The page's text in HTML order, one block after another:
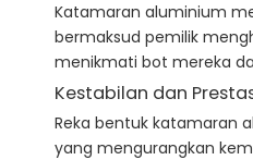
Katamaran aluminium
bermaksud pemilik
menikmati bot mereka
Kestabilan dan
Reka bentuk katamaran
yang mengurangkan